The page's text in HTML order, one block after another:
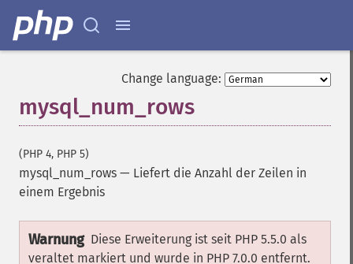
Change language:
mysql_num_rows
(PHP 4, PHP 5)
mysql_num_rows — Liefert die Anzahl der Zeilen in
einem Ergebnis
Warnung Diese Erweiterung ist seit PHP 5.5.0 als
veraltet markiert und wurde in PHP 7.0.0 entfernt.